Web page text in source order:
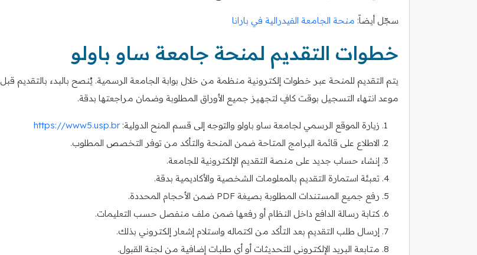
سجّل أيضاً: منحة الجامعة الفيدرالية في بارانا
خطوات التقديم لمنحة جامعة ساو باولو
يتم التقديم للمنحة عبر خطوات إلكترونية منظمة من خلال بوابة الجامعة الرسمية. يُنصح بالبدء بالتقديم قبل
موعد انتهاء التسجيل بوقت كافٍ لتجهيز جميع الأوراق المطلوبة وضمان مراجعتها بدقة.
زيارة الموقع الرسمي لجامعة ساو باولو والتوجه إلى قسم المنح الدولية:https://www5.usp.br
الاطلاع على قائمة البرامج المتاحة ضمن المنحة والتأكد من توفر التخصص المطلوب.
إنشاء حساب جديد على منصة التقديم الإلكترونية للجامعة.
تعبئة استمارة التقديم بالمعلومات الشخصية والأكاديمية بدقة.
رفع جميع المستندات المطلوبة بصيغة PDF ضمن الأحجام المحددة.
كتابة رسالة الدافع داخل النظام أو رفعها ضمن ملف منفصل حسب التعليمات.
إرسال طلب التقديم بعد التأكد من اكتماله واستلام إشعار إلكتروني بذلك.
متابعة البريد الإلكتروني للتحديثات أو أي طلبات إضافية من لجنة القبول.